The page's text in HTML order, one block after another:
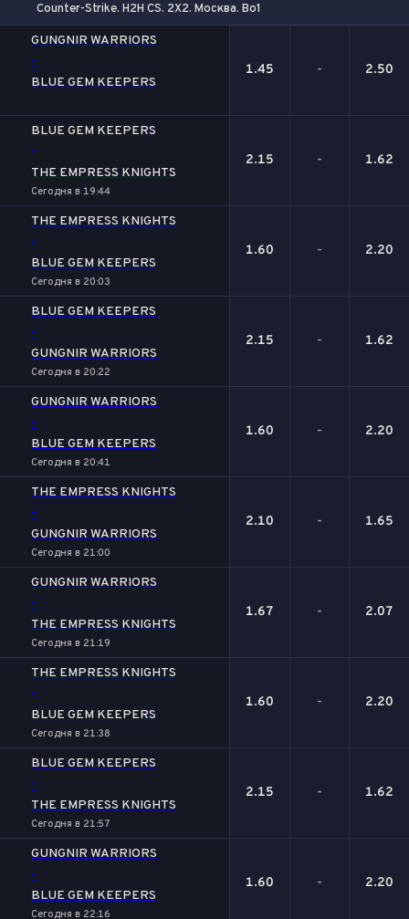
Counter-Strike. H2H CS. 2X2. Москва. Bo1
GUNGNIR WARRIORS
-
BLUE GEM KEEPERS
1.45 - 2.50
BLUE GEM KEEPERS
-
THE EMPRESS KNIGHTS
Сегодня в 19:44
2.15 - 1.62
THE EMPRESS KNIGHTS
-
BLUE GEM KEEPERS
Сегодня в 20:03
1.60 - 2.20
BLUE GEM KEEPERS
-
GUNGNIR WARRIORS
Сегодня в 20:22
2.15 - 1.62
GUNGNIR WARRIORS
-
BLUE GEM KEEPERS
Сегодня в 20:41
1.60 - 2.20
THE EMPRESS KNIGHTS
-
GUNGNIR WARRIORS
Сегодня в 21:00
2.10 - 1.65
GUNGNIR WARRIORS
-
THE EMPRESS KNIGHTS
Сегодня в 21:19
1.67 - 2.07
THE EMPRESS KNIGHTS
-
BLUE GEM KEEPERS
Сегодня в 21:38
1.60 - 2.20
BLUE GEM KEEPERS
-
THE EMPRESS KNIGHTS
Сегодня в 21:57
2.15 - 1.62
GUNGNIR WARRIORS
-
BLUE GEM KEEPERS
Сегодня в 22:16
1.60 - 2.20